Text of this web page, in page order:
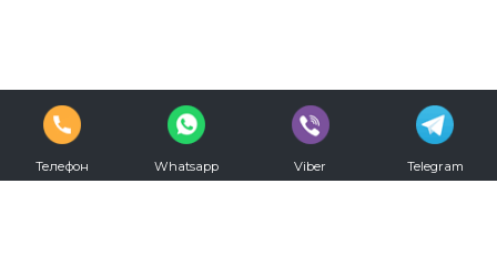
vkontakte
Телефон Whatsapp Viber Telegram